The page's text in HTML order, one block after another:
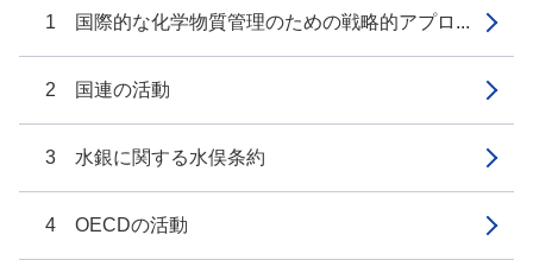
1 国際的な化学物質管理のための戦略的アプロ...
2 国連の活動
3 水銀に関する水俣条約
4 OECDの活動